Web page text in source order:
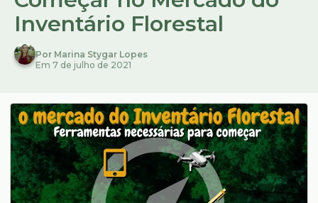
Inventário Florestal
Por Marina Stygar Lopes
Em 7 de julho de 2021